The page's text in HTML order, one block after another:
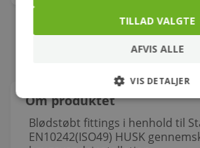
Om produktet
Blødstøbt fittings i henhold til
EN10242(ISO49) HUSK
TILLAD VALGTE
AFVIS ALLE
VIS DETALJER